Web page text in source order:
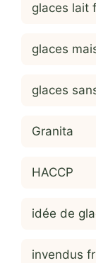
glaces lait
glaces
glaces
Granita
HACCP
idée de
invendus